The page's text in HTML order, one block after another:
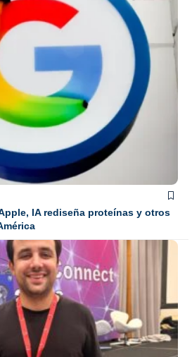
IA rediseña proteínas y otros